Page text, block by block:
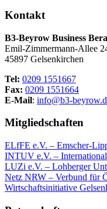
Kontakt
B3-Beyrow Business
Emil-Zimmermann-Allee
45897 Gelsenkirchen
Tel: 0209 1551667
Fax: 0209 1551664
E-Mail: info@b3-
Mitgliedschaften
ELfFE e.V. – Emscher-
INTUV e.V. –
LUZi e.V. – Lohberger
Netz NRW – Verbund für
Wirtschaftsinitiative